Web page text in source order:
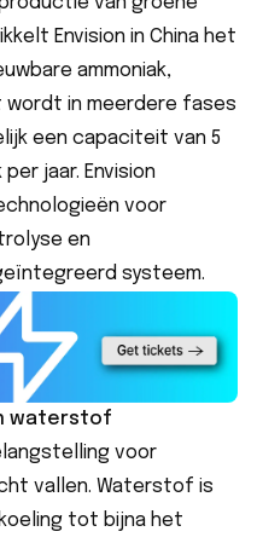
Envision in China het
ammoniak,
in meerdere fases
een capaciteit van 5
jaar. Envision
voor
en
systeem.
waterstof
voor
vallen. Waterstof is
tot bijna het